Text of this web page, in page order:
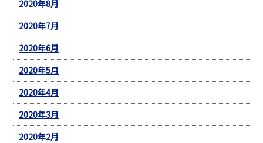
2020年8月
2020年7月
2020年6月
2020年5月
2020年4月
2020年3月
2020年2月